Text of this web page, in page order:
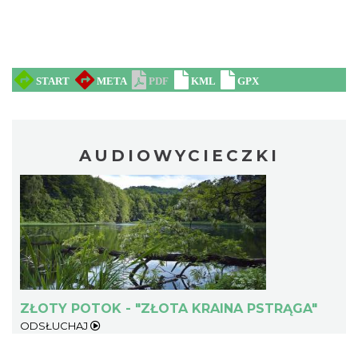
AUDIOWYCIECZKI
ZŁOTY POTOK - "ZŁOTA KRAINA PSTRĄGA"
ODSŁUCHAJ